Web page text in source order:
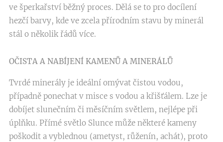
ve šperkařství běžný proces. Dělá se to pro docílení
hezčí barvy, kde ve zcela přírodním stavu by minerál
stál o několik řádů více.
OČISTA A NABÍJENÍ KAMENŮ A MINERÁLŮ
Tvrdé minerály je ideální omývat čistou vodou,
případně ponechat v misce s vodou a křišťálem. Lze je
dobíjet slunečním či měsíčním světlem, nejlépe při
úplňku. Přímé světlo Slunce může některé kameny
poškodit a vyblednou (ametyst, růženín, achát), proto